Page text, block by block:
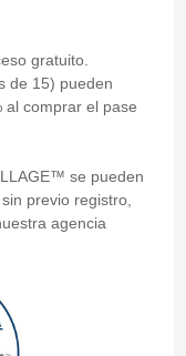
gratuito.
de 15) pueden
al comprar el pase
se pueden
previo registro,
agencia